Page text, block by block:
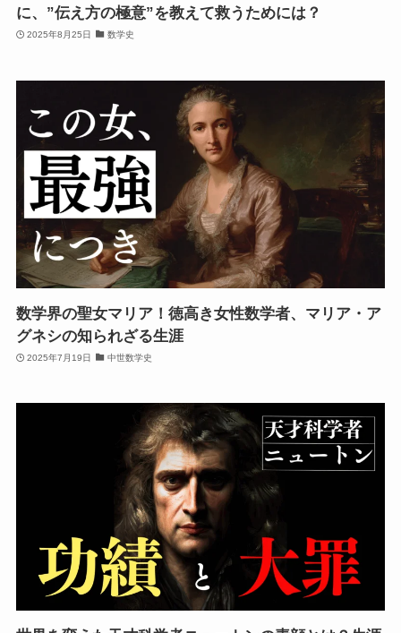
に、”伝え方の極意”を教えて救うためには？
2025年8月25日 数学史
数学界の聖女マリア！徳高き女性数学者、マリア・ア
グネシの知られざる生涯
2025年7月19日 中世数学史